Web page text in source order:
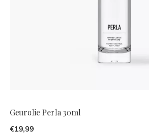
Geurolie Perla 30ml
€19,99